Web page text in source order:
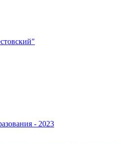
- 2023